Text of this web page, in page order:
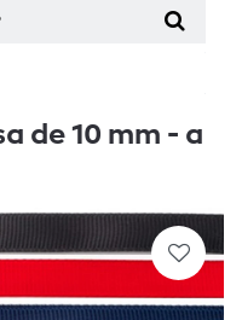
de 10 mm - a